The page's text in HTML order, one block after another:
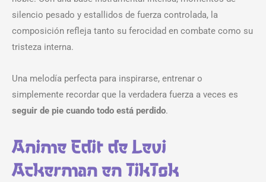
silencio pesado y estallidos de fuerza controlada, la
composición refleja tanto su ferocidad en combate como su
tristeza interna.
Una melodía perfecta para inspirarse, entrenar o
simplemente recordar que la verdadera fuerza a veces es
seguir de pie cuando todo está perdido.
Anime Edit de Levi
Ackerman en TikTok